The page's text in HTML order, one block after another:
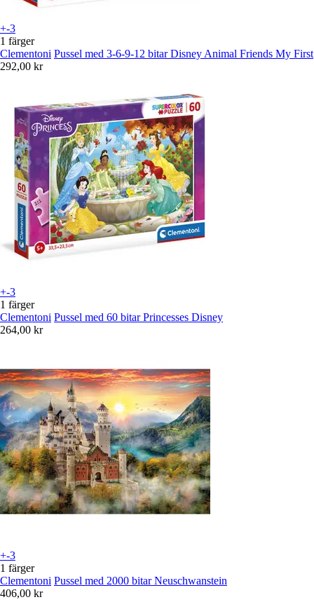
+-3
1 färger
Clementoni Pussel med 3-6-9-12 bitar Disney Animal Friends My First
292,00 kr
+-3
1 färger
Clementoni Pussel med 60 bitar Princesses Disney
264,00 kr
+-3
1 färger
Clementoni Pussel med 2000 bitar Neuschwanstein
406,00 kr